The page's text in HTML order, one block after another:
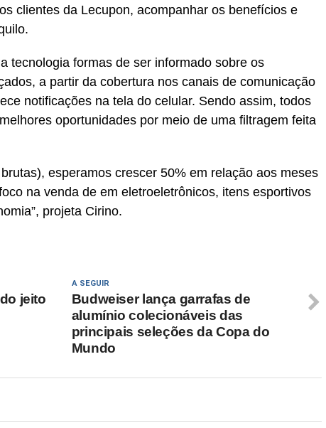
clientes da Lecupon, acompanhar os benefícios e
tecnologia formas de ser informado sobre os
a partir da cobertura nos canais de comunicação
notificações na tela do celular. Sendo assim, todos
oportunidades por meio de uma filtragem feita
esperamos crescer 50% em relação aos meses
na venda de em eletroeletrônicos, itens esportivos
projeta Cirino.
A SEGUIR
Budweiser lança garrafas de
alumínio colecionáveis das
principais seleções da Copa do
Mundo
jeito